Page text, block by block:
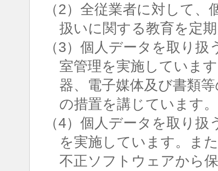
（2）全従業者に対して
扱いに関する教育を定
（3）個人データを取り
室管理を実施していま
器、電子媒体及び書類
の措置を講じています。
（4）個人データを取り
を実施しています。ま
不正ソフトウェアから